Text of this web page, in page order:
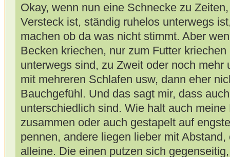
Okay, wenn nun eine Schnecke zu
Versteck ist, ständig ruhelos unterwegs
machen ob da was nicht stimmt. Aber
Becken kriechen, nur zum Futter
unterwegs sind, zu Zweit oder noch mehr
mit mehreren Schlafen usw, dann eher
Bauchgefühl. Und das sagt mir, dass
unterschiedlich sind. Wie halt auch
zusammen oder auch gestapelt auf
pennen, andere liegen lieber mit
alleine. Die einen putzen sich